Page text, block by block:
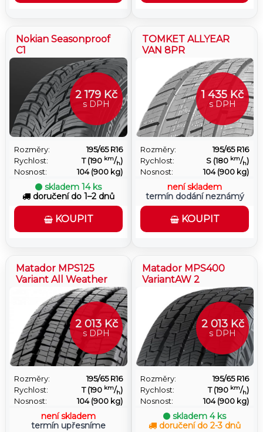
Nokian Seasonproof
C1
2 179 Kč
s DPH
Rozměry:
195/65 R16
Rychlost:
T (190 km/h)
Nosnost:
104 (900 kg)
skladem 14 ks
doručení do 1–2 dnů
KOUPIT
TOMKET ALLYEAR
VAN 8PR
1 435 Kč
s DPH
Rozměry:
195/65 R16
Rychlost:
S (180 km/h)
Nosnost:
104 (900 kg)
není skladem
termín dodání neznámý
KOUPIT
Matador MPS125
Variant All Weather
2 013 Kč
s DPH
Rozměry:
195/65 R16
Rychlost:
T (190 km/h)
Nosnost:
104 (900 kg)
není skladem
termín upřesníme
Matador MPS400
VariantAW 2
2 013 Kč
s DPH
Rozměry:
195/65 R16
Rychlost:
T (190 km/h)
Nosnost:
104 (900 kg)
skladem 4 ks
doručení do 2-3 dnů